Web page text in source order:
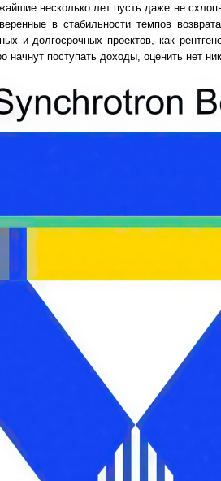
несколько лет пусть даже не
в стабильности темпов
и долгосрочных проектов, как
начнут поступать доходы, оценить нет